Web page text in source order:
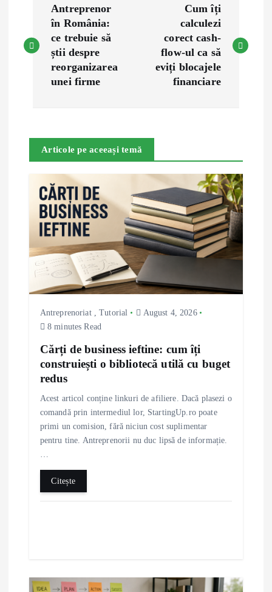
s
a
v
g
a
Antreprenor
în România:
ce trebuie să
știi despre
reorganizarea
unei firme
Cum îți
calculezi
corect cash-
flow-ul ca să
eviți blocajele
financiare
Articole pe aceeași temă
Antreprenoriat,Tutorial
August 4, 2026
8 minutes Read
Cărți de business ieftine: cum îți
construiești o bibliotecă utilă cu buget
redus
Acest articol conține linkuri de afiliere. Dacă plasezi o
comandă prin intermediul lor, StartingUp.ro poate
primi un comision, fără niciun cost suplimentar
pentru tine. Antreprenorii nu duc lipsă de informație.
Citește